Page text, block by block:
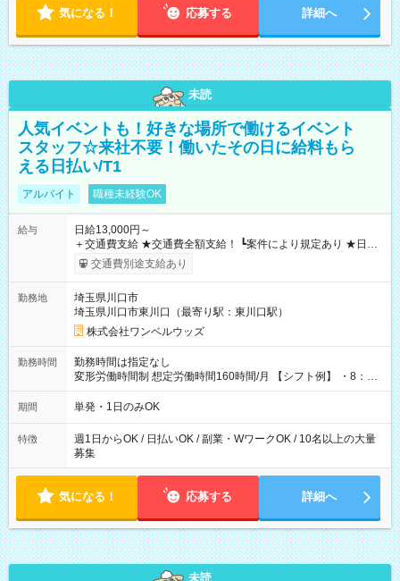
気になる！ 応募する 詳細へ
未読
人気イベントも！好きな場所で働けるイベント
スタッフ☆来社不要！働いたその日に給料もら
える日払い/T1
アルバイト 職種未経験OK
給与
日給13,000円～
＋交通費支給 ★交通費全額支給！ ┗案件により規定あり ★日払
いOK！（規定あり） ┗働いたその日に現金GET♪ お仕事後はコ
ンビニATMから 日払い分を引き落とせます！ 【試用期間】試
交通費別途支給あり
勤務地
埼玉県川口市
埼玉県川口市東川口（最寄り駅：東川口駅）
株式会社ワンベルウッズ
勤務時間
勤務時間は指定なし
変形労働時間制 想定労働時間160時間/月 【シフト例】 ・8：00
～21：00
期間 単発・1日のみOK
特徴
週1日からOK / 日払いOK / 副業・WワークOK / 10名以上の大量
募集
気になる！ 応募する 詳細へ
未読